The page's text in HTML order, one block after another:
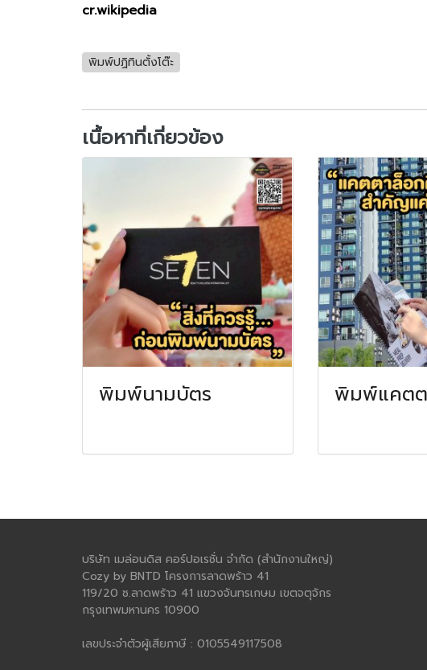
cr.wikipedia
พิมพ์ปฏิทินตั้งโต๊ะ
เนื้อหาที่เกี่ยวข้อง
พิมพ์นามบัตร พิมพ์แคต
บริษัท เมล่อนดิส คอร์ปอเรชั่น จำกัด (สำนักงานใหญ่)
Cozy by BNTD โครงการลาดพร้าว 41
119/20 ซ.ลาดพร้าว 41 แขวงจันทรเกษม เขตจตุจักร
กรุงเทพมหานคร 10900
เลขประจำตัวผู้เสียภาษี : 0105549117508